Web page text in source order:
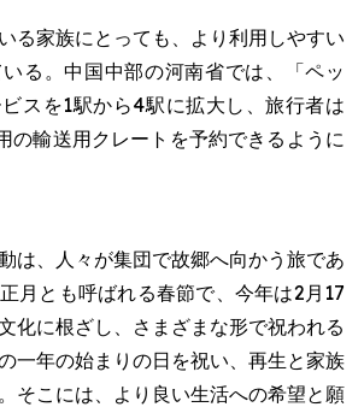
る家族にとっても、より利用しやすい
る。中国中部の河南省では、「ペッ
スを1駅から4駅に拡大し、旅行者は
の輸送用クレートを予約できるように
は、人々が集団で故郷へ向かう旅であ
月とも呼ばれる春節で、今年は2月17
化に根ざし、さまざまな形で祝われる
一年の始まりの日を祝い、再生と家族
そこには、より良い生活への希望と願